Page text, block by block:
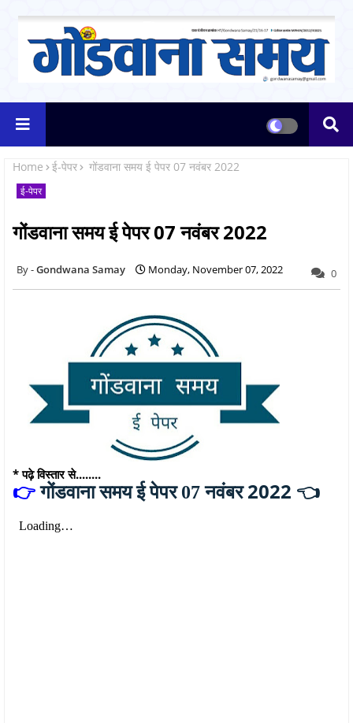
Home ई-पेपर गोंडवाना समय ई पेपर 07 नवंबर 2022
ई-पेपर
गोंडवाना समय ई पेपर 07 नवंबर 2022
Gondwana Samay Monday, November 07, 2022 0
* पढ़े विस्तार से........
👉गोंडवाना समय ई पेपर 07नवंबर 2022 👈